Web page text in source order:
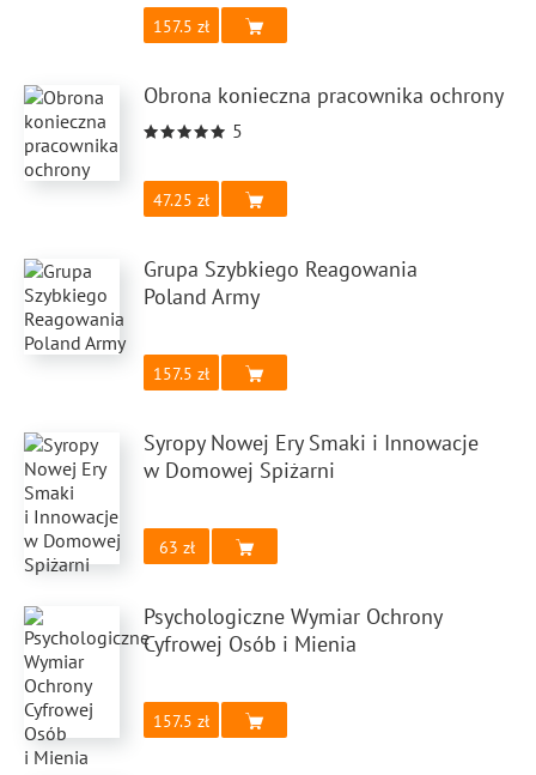
157.5
Obrona konieczna pracownika ochrony
5
47.25
Grupa Szybkiego Reagowania
Poland Army
157.5
Syropy Nowej Ery Smaki i Innowacje
w Domowej Spiżarni
63
Psychologiczne Wymiar Ochrony
Cyfrowej Osób i Mienia
157.5